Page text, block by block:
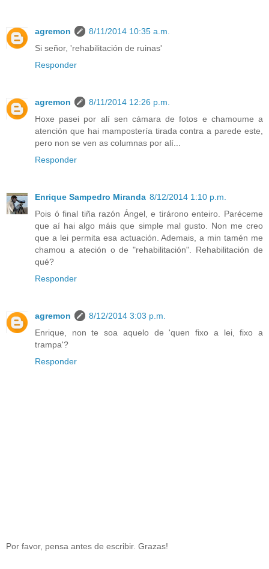
agremon
8/11/2014 10:35 a.m.
Si señor, 'rehabilitación de ruinas'
Responder
agremon
8/11/2014 12:26 p.m.
Hoxe pasei por alí sen cámara de fotos e chamoume a
atención que hai mampostería tirada contra a parede este,
pero non se ven as columnas por alí...
Responder
Enrique Sampedro Miranda 8/12/2014 1:10 p.m.
Pois ó final tiña razón Ángel, e tirárono enteiro. Paréceme
que aí hai algo máis que simple mal gusto. Non me creo
que a lei permita esa actuación. Ademais, a min tamén me
chamou a ateción o de "rehabilitación". Rehabilitación de
qué?
Responder
agremon
8/12/2014 3:03 p.m.
Enrique, non te soa aquelo de 'quen fixo a lei, fixo a
trampa'?
Responder
Por favor, pensa antes de escribir. Grazas!